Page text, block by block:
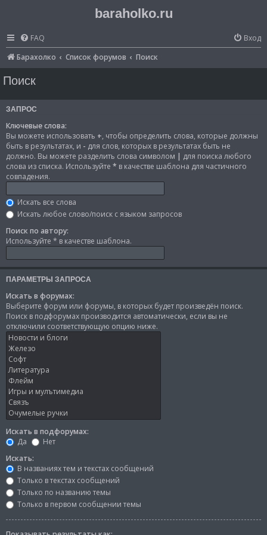
baraholko.ru
FAQ
Вход
Барахолко
Список форумов Поиск
Поиск
ЗАПРОС
Ключевые слова:
Вы можете использовать +, чтобы определить слова, которые должны
быть в результатах, и - для слов, которых в результатах быть не
должно. Вы можете разделить слова символом | для поиска любого
слова из списка. Используйте * в качестве шаблона для частичного
совпадения.
Искать все слова
Искать любое слово/поиск с языком запросов
Поиск по автору:
Используйте * в качестве шаблона.
ПАРАМЕТРЫ ЗАПРОСА
Искать в форумах:
Выберите форум или форумы, в которых будет произведён поиск.
Поиск в подфорумах производится автоматически, если вы не
отключили соответствующую опцию ниже.
Искать в подфорумах:
Да
Нет
Искать:
В названиях тем и текстах сообщений
Только в текстах сообщений
Только по названию темы
Только в первом сообщении темы